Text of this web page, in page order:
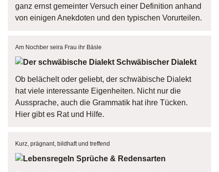
ganz ernst gemeinter Versuch einer Definition anhand
von einigen Anekdoten und den typischen Vorurteilen.
Am Nochber seira Frau ihr Bäsle
Schwäbischer Dialekt
Ob belächelt oder geliebt, der schwäbische Dialekt
hat viele interessante Eigenheiten. Nicht nur die
Aussprache, auch die Grammatik hat ihre Tücken.
Hier gibt es Rat und Hilfe.
Kurz, prägnant, bildhaft und treffend
Sprüche & Redensarten